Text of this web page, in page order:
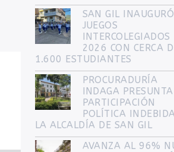
SAN GIL
JUEGOS
INTERCOLEGIADOS
2026 CON CERCA
1.600 ESTUDIANTES
PROCURADURÍA
INDAGA PRESUNTA
PARTICIPACIÓN
POLÍTICA
LA ALCALDÍA DE SAN GIL
AVANZA AL 96%